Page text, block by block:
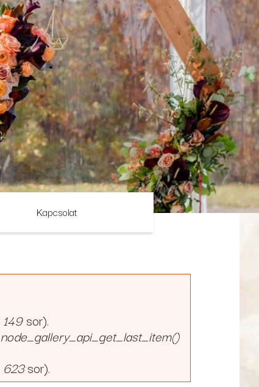
Kapcsolat
149sor).
node_gallery_api_get_last_item()
623sor).